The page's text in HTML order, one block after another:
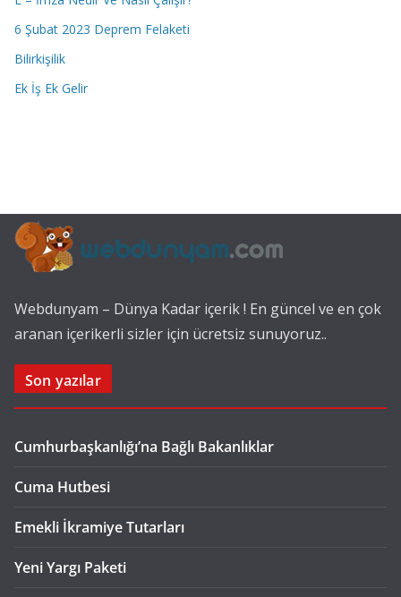
6 Şubat 2023 Deprem Felaketi
Bilirkişilik
Ek İş Ek Gelir
Webdunyam – Dünya Kadar içerik ! En güncel ve en çok
aranan içerikerli sizler için ücretsiz sunuyoruz..
Son yazılar
Cumhurbaşkanlığı’na Bağlı Bakanlıklar
Cuma Hutbesi
Emekli İkramiye Tutarları
Yeni Yargı Paketi